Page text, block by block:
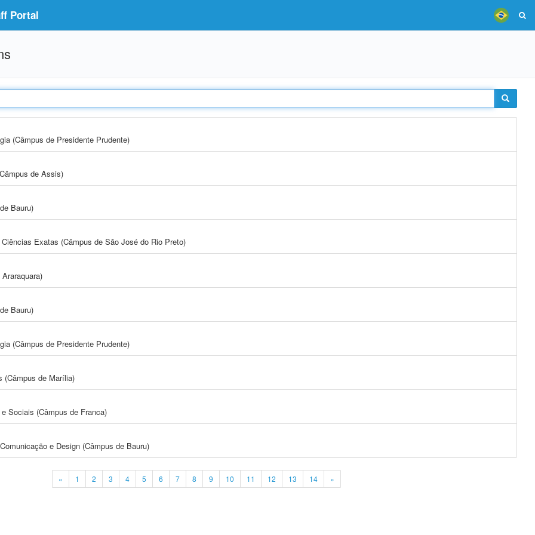
Portal
(Câmpus de Presidente Prudente)
de Assis)
Bauru)
Exatas (Câmpus de São José do Rio Preto)
Bauru)
(Câmpus de Presidente Prudente)
(Câmpus de Marília)
Sociais (Câmpus de Franca)
e Design (Câmpus de Bauru)
« 1 2 3 4 5 6 7 8 9 10 11 12 13 14 »